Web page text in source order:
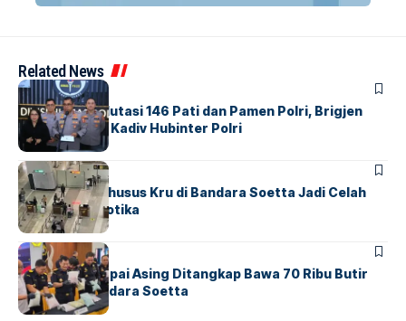
Related News
BERITA
Mabes Polri Mutasi 146 Pati dan Pamen Polri, Brigjen
Untung Jabat Kadiv Hubinter Polri
BANDARABERITA
Ketika Jalur Khusus Kru di Bandara Soetta Jadi Celah
Sindikat Narkotika
BANDARA BERITA
Kopilot Maskapai Asing Ditangkap Bawa 70 Ribu Butir
Ekstasi di Bandara Soetta